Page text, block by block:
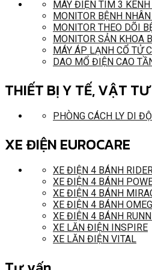
MÁY ĐIỆN TIM 3 KÊNH
MONITOR BỆNH
MONITOR THEO DÕI
MONITOR SẢN KHOA
MÁY ÁP LẠNH CỔ TỬ
DAO MỔ ĐIỆN CAO
THIẾT BỊ Y TẾ, VẬT
PHÒNG CÁCH LY DI
XE ĐIỆN EUROCARE
XE ĐIỆN 4 BÁNH RIDER
XE ĐIỆN 4 BÁNH
XE ĐIỆN 4 BÁNH
XE ĐIỆN 4 BÁNH
XE ĐIỆN 4 BÁNH
XE LĂN ĐIỆN INSPIRE
XE LĂN ĐIỆN VITAL